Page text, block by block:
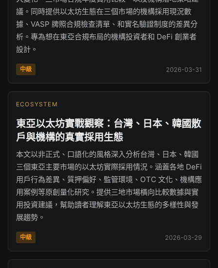
議。同時提供以太坊生態在三個市場的機構採用現況數
據、VASP 牌照合規檢查清單、和實名驗證制度的差異分
析。專為想在東亞合規布局的機構投資者和 DeFi 創業者
設計。
中級 2026-03-31
ECOSYSTEM
東亞以太坊實戰觀察：台灣、日本、韓國散
戶與機構的真實採用生態
本文以非正式、口語化的風格深入分析台灣、日本、韓國
三個東亞主要市場的以太坊實際採用情況。涵蓋各地 DeFi
用戶行為差異、質押偏好、監管環境、OTC 文化、機構應
用案例等原創量化研究。提供三地市場橫向比較數據與實
用投資建議，幫助讀者理解東亞以太坊生態的多樣性與發
展趨勢。
中級 2026-03-29